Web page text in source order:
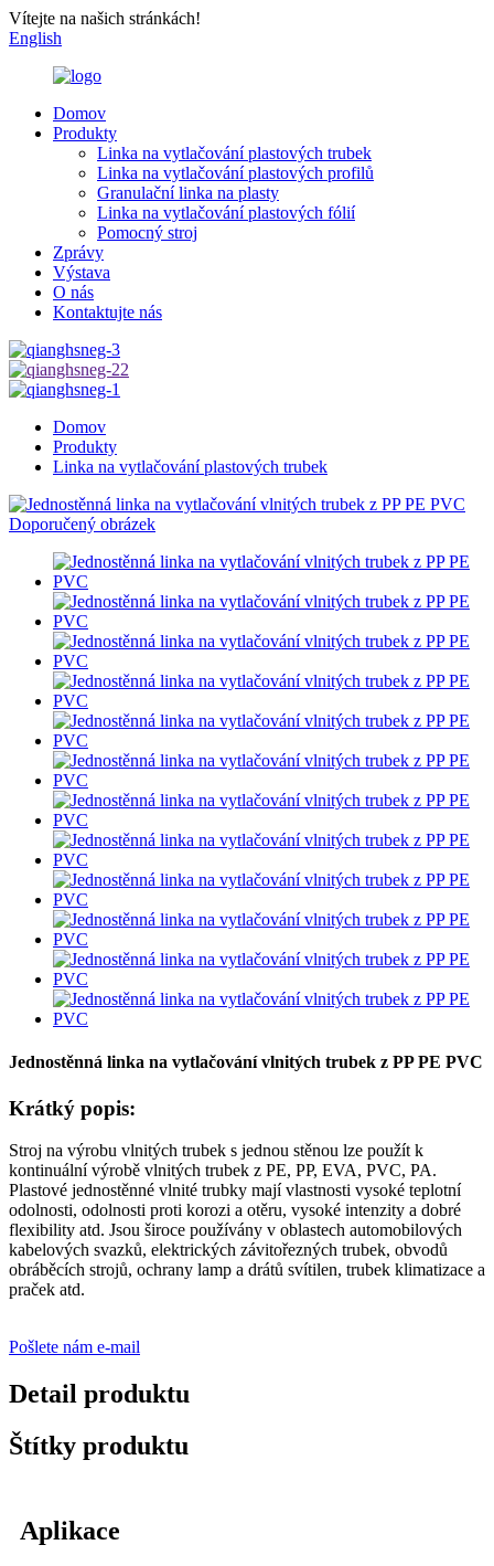
Vítejte na našich stránkách!
English
Domov
Produkty
Linka na vytlačování plastových trubek
Linka na vytlačování plastových profilů
Granulační linka na plasty
Linka na vytlačování plastových fólií
Pomocný stroj
Zprávy
Výstava
O nás
Kontaktujte nás
Domov
Produkty
Linka na vytlačování plastových trubek
Jednostěnná linka na vytlačování vlnitých trubek z PP PE PVC
Krátký popis:
Stroj na výrobu vlnitých trubek s jednou stěnou lze použít k
kontinuální výrobě vlnitých trubek z PE, PP, EVA, PVC, PA.
Plastové jednostěnné vlnité trubky mají vlastnosti vysoké teplotní
odolnosti, odolnosti proti korozi a otěru, vysoké intenzity a dobré
flexibility atd. Jsou široce používány v oblastech automobilových
kabelových svazků, elektrických závitořezných trubek, obvodů
obráběcích strojů, ochrany lamp a drátů svítilen, trubek klimatizace a
praček atd.
Pošlete nám e-mail
Detail produktu
Štítky produktu
Aplikace